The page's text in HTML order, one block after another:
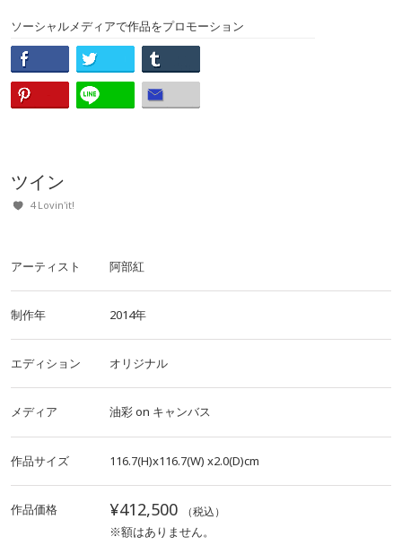
ソーシャルメディアで作品をプロモーション
ツイン
4 Lovin'it!
アーティスト 阿部紅
制作年 2014年
エディション オリジナル
メディア 油彩on キャンバス
作品サイズ 116.7(H)x116.7(W) x2.0(D)cm
作品価格 ¥412,500 （税込）
※額はありません。